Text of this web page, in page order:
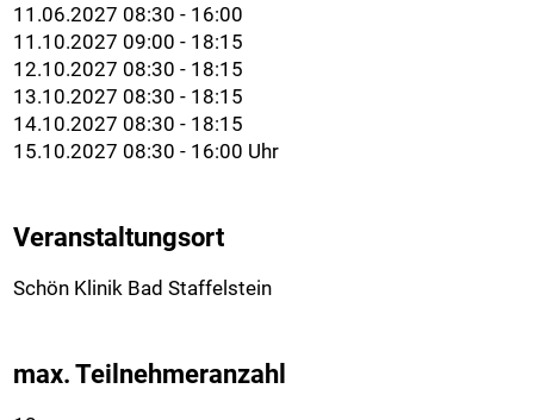
11.06.2027 08:30 - 16:00
11.10.2027 09:00 - 18:15
12.10.2027 08:30 - 18:15
13.10.2027 08:30 - 18:15
14.10.2027 08:30 - 18:15
15.10.2027 08:30 - 16:00 Uhr
Veranstaltungsort
Schön Klinik Bad Staffelstein
max. Teilnehmeranzahl